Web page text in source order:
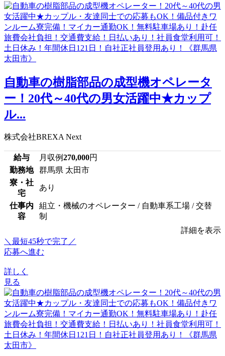
自動車の樹脂部品の成型機オペレータ
ー！20代～40代の男女活躍中★カップ
ル...
株式会社BREXA Next
給与 月収例270,000円
勤務地
群馬県 太田市
寮・社
宅
あり
仕事内
容
組立・機械のオペレーター / 自動車系工場 / 交替
制
詳細を表示
＼最短45秒で完了／
応募へ進む
詳しく
見る